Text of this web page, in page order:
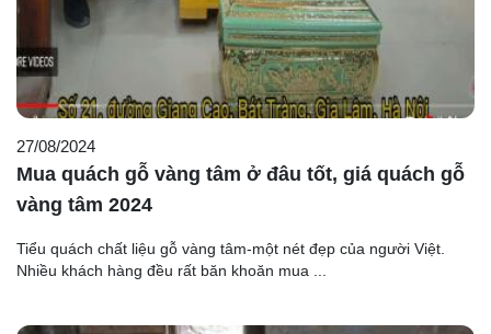
27/08/2024
Mua quách gỗ vàng tâm ở đâu tốt, giá quách gỗ
vàng tâm 2024
Tiểu quách chất liệu gỗ vàng tâm-một nét đẹp của người Việt.
Nhiều khách hàng đều rất băn khoăn mua ...